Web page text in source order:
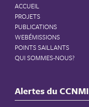
ACCUEIL
PROJETS
PUBLICATIONS
WEBÉMISSIONS
POINTS SAILLANTS
QUI SOMMES-NOUS?
Alertes du CCNMI